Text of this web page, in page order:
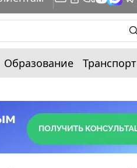
Образование Транспорт